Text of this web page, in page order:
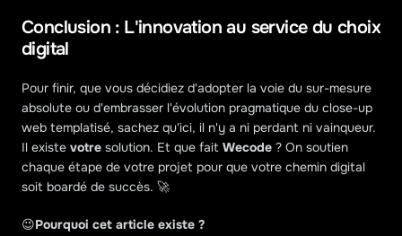
Conclusion : L'innovation au service du choix
digital
Pour finir, que vous décidiez d'adopter la voie du sur-mesure
absolute ou d'embrasser l'évolution pragmatique du close-up
web templatisé, sachez qu'ici, il n'y a ni perdant ni vainqueur.
Il existe votre solution. Et que fait Wecode ? On soutien
chaque étape de votre projet pour que votre chemin digital
soit boardé de succès. 🚀
😉Pourquoi cet article existe ?